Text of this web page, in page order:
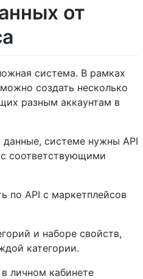
от
система. В рамках
создать несколько
разным аккаунтам в
данные, системе нужны API
соответствующими
по API с маркетплейсов
и наборе свойств,
категории.
личном кабинете